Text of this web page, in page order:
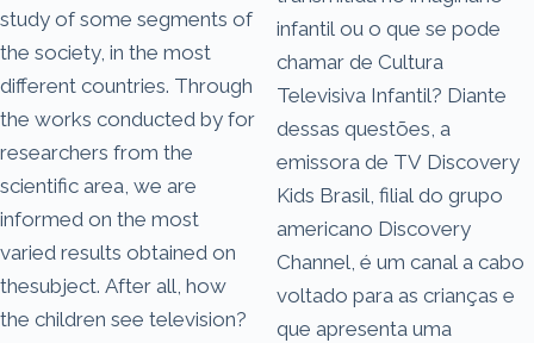
study of some segments of
the society, in the most
different countries. Through
the works conducted by for
researchers from the
scientific area, we are
informed on the most
varied results obtained on
thesubject. After all, how
the children see television?
infantil ou o que se pode
chamar de Cultura
Televisiva Infantil? Diante
dessas questões, a
emissora de TV Discovery
Kids Brasil, filial do grupo
americano Discovery
Channel, é um canal a cabo
voltado para as crianças e
que apresenta uma